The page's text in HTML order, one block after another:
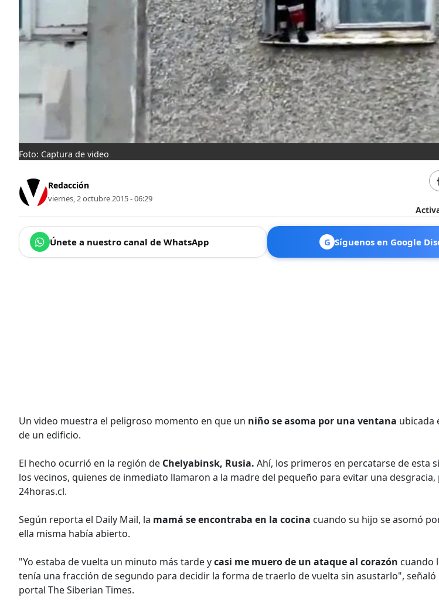
Foto: Captura de video
Redacción
viernes, 2 octubre 2015 - 06:29
Únete a nuestro canal de WhatsApp G Síguenos en Google
Un video muestra el peligroso momento en que un niño se asoma por una ventana ubicada
de un edificio.
El hecho ocurrió en la región de Chelyabinsk, Rusia. Ahí, los primeros en percatarse de esta
los vecinos, quienes de inmediato llamaron a la madre del pequeño para evitar una desgracia,
24horas.cl.
Según reporta el Daily Mail, la mamá se encontraba en la cocina cuando su hijo se asomó
ella misma había abierto.
"Yo estaba de vuelta un minuto más tarde ycasi me muero de un ataque al corazón cuando
tenía una fracción de segundo para decidir la forma de traerlo de vuelta sin asustarlo", señaló
portal The Siberian Times.